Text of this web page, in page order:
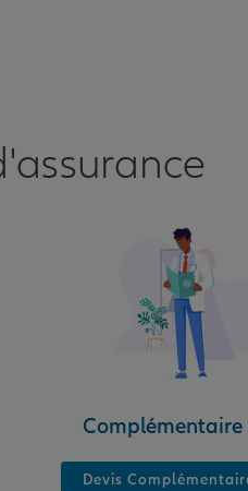
Complémentaire
Devis